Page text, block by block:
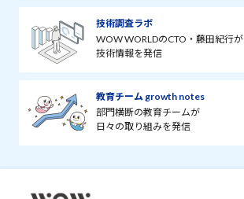
技術調査ラボ
WOW WORLDのCTO・藤田紀行が
技術情報を発信
教育チーム growth notes
部門横断の教育チームが
日々の取り組みを発信